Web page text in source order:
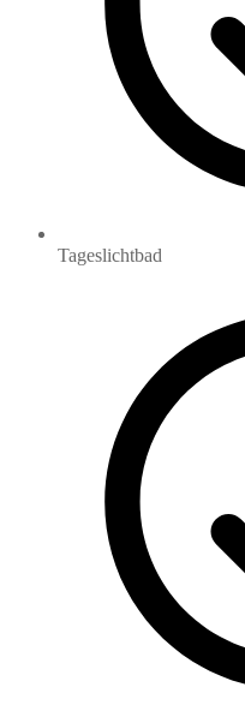
Tageslichtbad